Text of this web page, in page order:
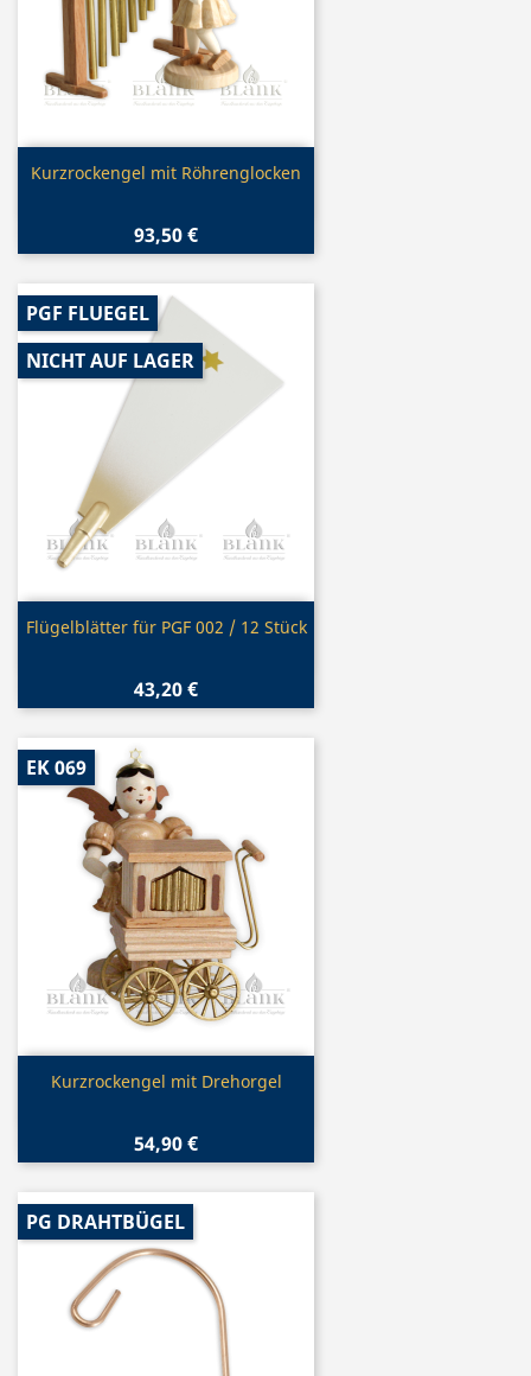
Vorschau
Kurzrockengel mit Röhrenglocken
93,50 €
Vorschau
Flügelblätter für PGF 002 / 12 Stück
43,20 €
PGF FLUEGEL
NICHT AUF LAGER
Vorschau
Kurzrockengel mit Drehorgel
54,90 €
EK 069
PG DRAHTBÜGEL